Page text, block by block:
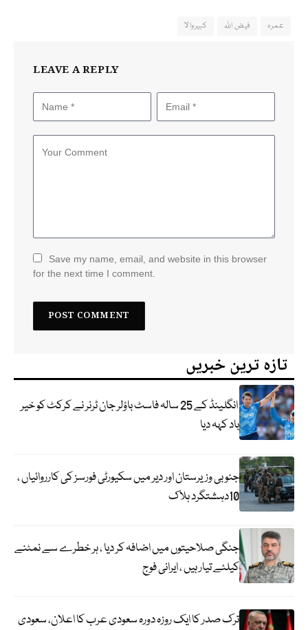
عمرہ فیض اللہ کبیروالا
LEAVE A REPLY
Save my name, email, and website in this browser
for the next time I comment.
تازہ ترین خبریں
انگلینڈ کے 25 سالہ فاسٹ باؤلر جان ٹرنر نے کرکٹ کو خیر
باد کہہ دیا
جنوبی وزیرستان اور دیر میں سکیورٹی فورسز کی کارروائیاں ،
10دہشتگرد ہلاک
جنگی صلاحیتوں میں اضافہ کر دیا ، ہر خطرے سے نمٹنے
کیلئے تیار ہیں ، ایرانی فوج
ترک صدر کا ایک روزہ دورہ سعودی عرب کا اعلان، سعودی